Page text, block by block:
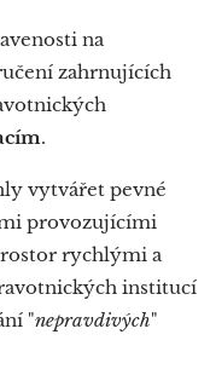
na
zahrnujících
.
vytvářet pevné
provozujícími
rychlými a
institucí
"nepravdivých"